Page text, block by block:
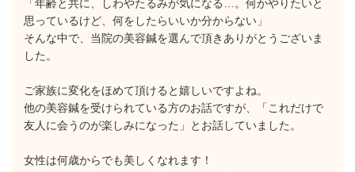
「年齢と共に、しわやたるみが気になる…。何かやりたいと
思っているけど、何をしたらいいか分からない」
そんな中で、当院の美容鍼を選んで頂きありがとうございま
した。
ご家族に変化をほめて頂けると嬉しいですよね。
他の美容鍼を受けられている方のお話ですが、「これだけで
友人に会うのが楽しみになった」とお話していました。
女性は何歳からでも美しくなれます！